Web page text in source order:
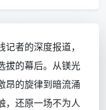
者的深度报道，
拔的幕后。从镁光
昂的旋律到暗流涌
，还原一场不为人